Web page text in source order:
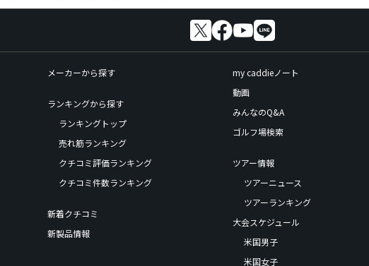
メーカーから探す
ランキングから探す
ランキングトップ
売れ筋ランキング
クチコミ評価ランキング
クチコミ件数ランキング
新着クチコミ
新製品情報
my caddieノート
動画
みんなのQ&A
ゴルフ場検索
ツアー情報
ツアーニュース
ツアーランキング
大会スケジュール
米国男子
米国女子